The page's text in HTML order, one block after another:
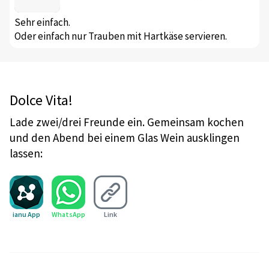
Sehr einfach.
Oder einfach nur Trauben mit Hartkäse servieren.
Dolce Vita!
Lade zwei/drei Freunde ein. Gemeinsam kochen
und den Abend bei einem Glas Wein ausklingen
lassen:
ianu App WhatsApp Link